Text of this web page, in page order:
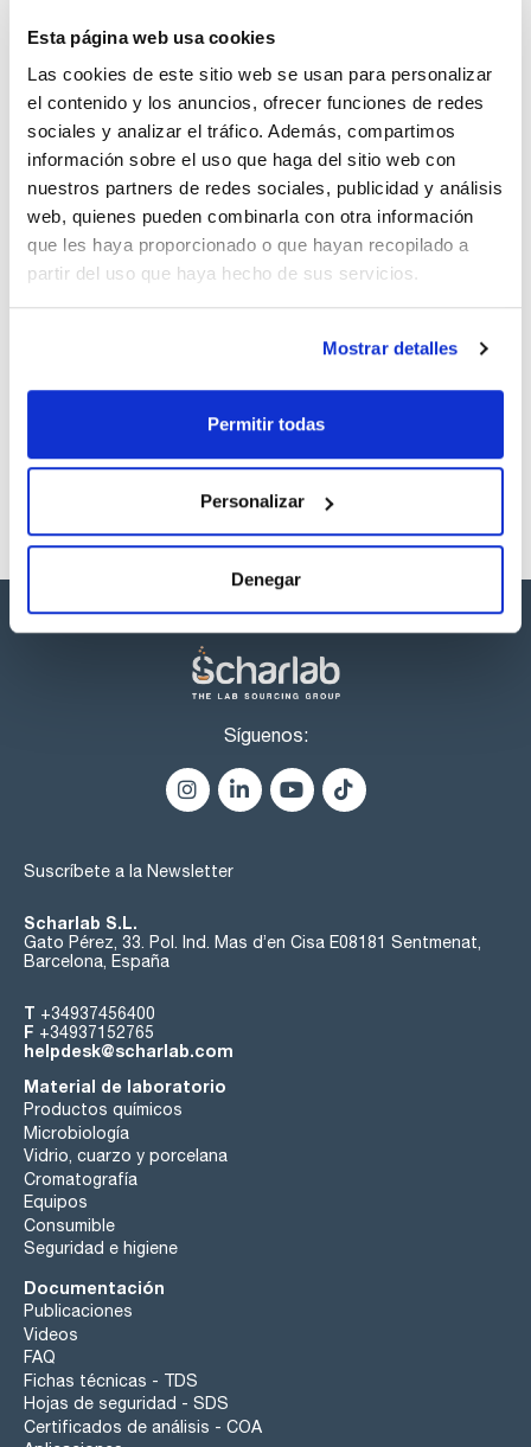
Esta página web usa cookies
Las cookies de este sitio web se usan para personalizar
el contenido y los anuncios, ofrecer funciones de redes
sociales y analizar el tráfico. Además, compartimos
información sobre el uso que haga del sitio web con
nuestros partners de redes sociales, publicidad y análisis
web, quienes pueden combinarla con otra información
que les haya proporcionado o que hayan recopilado a
partir del uso que haya hecho de sus servicios.
Mostrar detalles
Permitir todas
Personalizar
Denegar
gama de fotómetros Lovibond. Cada reactivo viene con
de detección y accesorios aconsejados para conseguir un
nivel de detección óptimo. Los mismos reactivos darán
límites de sensibilidad diferentes en uno u otro fotómetro,
con cubetas de mayor o menor paso de luz.
Documentación técnica
TDS / Ficha técnica
Regístrate para
descargas
COA
Regístrate para
descargas
SDS/ Hoja de seguridad
Regístrate para
Síguenos:
Suscríbete a la Newsletter
Scharlab S.L.
Gato Pérez, 33. Pol. Ind. Mas d’en Cisa E08181 Sentmenat,
Barcelona, España
T +34937456400
F +34937152765
helpdesk@scharlab.com
Material de laboratorio
Productos químicos
Microbiología
Vidrio, cuarzo y porcelana
Cromatografía
Equipos
Consumible
Seguridad e higiene
Documentación
Publicaciones
Videos
FAQ
Fichas técnicas - TDS
Hojas de seguridad - SDS
Certificados de análisis - COA